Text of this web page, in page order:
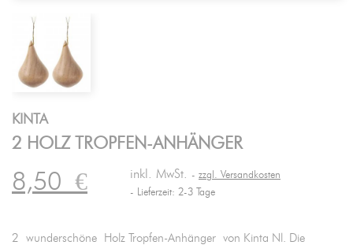
KINTA
2 HOLZ TROPFEN-ANHÄNGER
8,50€ inkl. MwSt.
zzgl. Versandkosten
Lieferzeit: 2-3 Tage
2 wunderschöne Holz Tropfen-Anhänger von Kinta Nl. Die